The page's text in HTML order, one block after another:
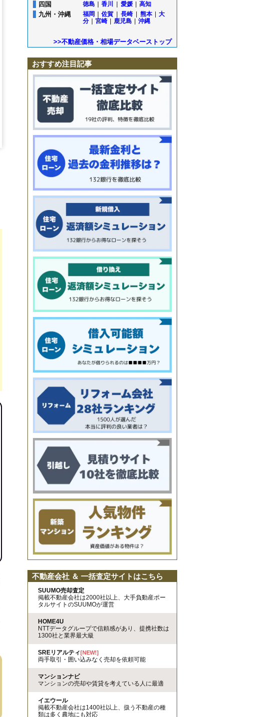
四国 徳島 香川 愛媛 高知
九州・沖縄 福岡 佐賀 長崎 熊本
大
分
宮崎 鹿児島 沖縄
>>不動産価格・相場データベーストップ
おすすめ注目記事
不動産会社 ＆ 一括査定サイトはこちら
SUUMO売却査定
掲載不動産会社は2000社以上、大手負動産ポー
タルサイトのSUUMOが運営
HOME4U
NTTデータグループで信頼感があり、提携社数は
1300社と業界最大級
SREリアルティ[NEW!]
両手取引・囲い込みなく売却を依頼可能
マンションナビ
マンションの売却や賃貸を考えている人に最適
イエウール
掲載不動産会社は1400社以上、扱う不動産の種
類は多く農地にも対応